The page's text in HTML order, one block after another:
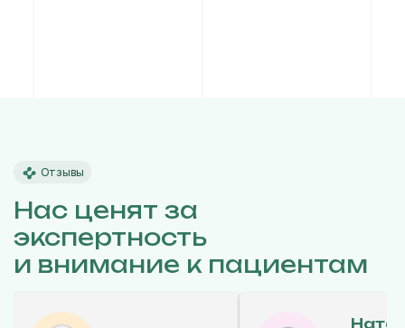
Отзывы
Нас ценят за
экспертность
и внимание к пациентам